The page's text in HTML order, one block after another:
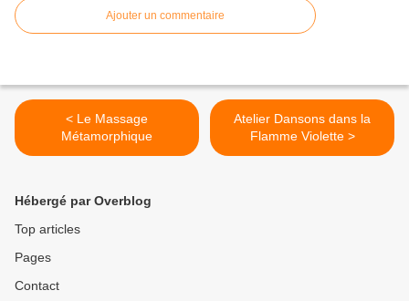
Ajouter un commentaire
< Le Massage
Métamorphique
Atelier Dansons dans la
Flamme Violette >
Hébergé par Overblog
Top articles
Pages
Contact